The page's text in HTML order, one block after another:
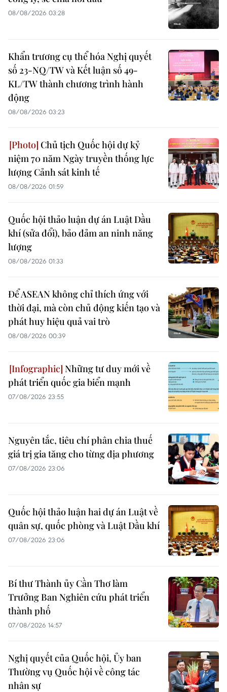
08/08/2026 03:28
Khẩn trương cụ thể hóa Nghị quyết
số 23-NQ/TW và Kết luận số 49-
KL/TW thành chương trình hành
động
08/08/2026 03:23
Chủ tịch Quốc hội dự kỷ
niệm 70 năm Ngày truyền thống lực
lượng Cảnh sát kinh tế
08/08/2026 01:59
Quốc hội thảo luận dự án Luật Dầu
khí (sửa đổi), bảo đảm an ninh năng
lượng
08/08/2026 01:33
Để ASEAN không chỉ thích ứng với
thời đại, mà còn chủ động kiến tạo và
phát huy hiệu quả vai trò
08/08/2026 00:39
Những tư duy mới về
phát triển quốc gia biển mạnh
07/08/2026 23:55
Nguyên tắc, tiêu chí phân chia thuế
giá trị gia tăng cho từng địa phương
07/08/2026 23:06
Quốc hội thảo luận hai dự án Luật về
quân sự, quốc phòng và Luật Dầu khí
07/08/2026 23:06
Bí thư Thành ủy Cần Thơ làm
Trưởng Ban Nghiên cứu phát triển
thành phố
07/08/2026 14:57
Nghị quyết của Quốc hội, Ủy ban
Thường vụ Quốc hội về công tác
nhân sự